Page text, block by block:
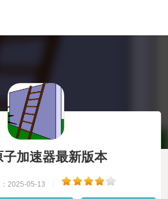
子加速器最新版本
2025-05-13